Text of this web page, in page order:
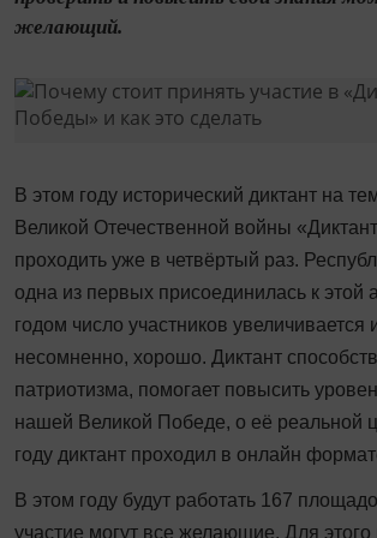
желающий.
В этом году исторический диктант на
Великой Отечественной войны
проходить уже в четвёртый раз.
одна из первых присоединилась к этой
годом число участников увеличивается
несомненно, хорошо. Диктант
патриотизма, помогает повысить
нашей Великой Победе, о её реальной
году диктант проходил в онлайн
В этом году будут работать 167
участие могут все желающие. Для